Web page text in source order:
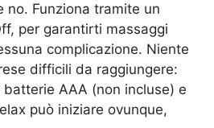
no. Funziona tramite un
per garantirti massaggi
complicazione. Niente
difficili da raggiungere:
AAA (non incluse) e
può iniziare ovunque,